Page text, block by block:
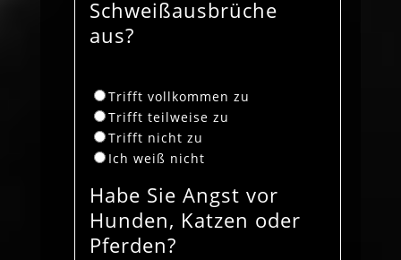
Schweißausbrüche
aus?
Trifft vollkommen zu
Trifft teilweise zu
Trifft nicht zu
Ich weiß nicht
Habe Sie Angst vor
Hunden, Katzen oder
Pferden?